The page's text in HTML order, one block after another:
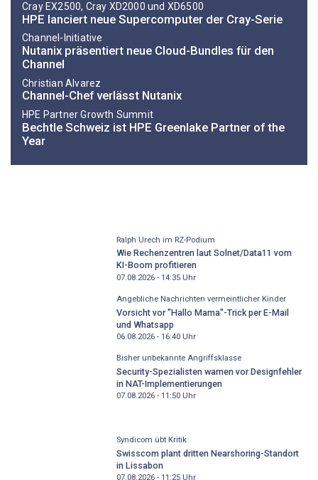
Cray EX2500, Cray XD2000 und XD6500
HPE lanciert neue Supercomputer der Cray-Serie
Channel-Initiative
Nutanix präsentiert neue Cloud-Bundles für den
Channel
Christian Alvarez
Channel-Chef verlässt Nutanix
HPE Partner Growth Summit
Bechtle Schweiz ist HPE Greenlake Partner of the
Year
Ralph Urech im RZ-Podium
Wie Rechenzentren laut Solnet/Data11 vom
KI-Boom profitieren
07.08.2026 - 14:35Uhr
Angebliche Nachrichten vermeintlicher Kinder
Vorsicht vor "Hallo Mama"-Trick per E-Mail
und Whatsapp
06.08.2026 - 16:40Uhr
Bisher unbekannte Angriffsklasse
Security-Spezialisten warnen vor Designfehler
in NAT-Implementierungen
07.08.2026 - 11:50Uhr
Syndicom übt Kritik
Swisscom plant dritten Nearshoring-Standort
in Lissabon
07.08.2026 - 11:25Uhr